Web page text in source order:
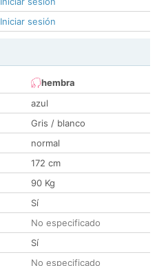
Iniciar sesión
hembra
azul
Gris / blanco
normal
172 cm
90 Kg
Sí
No especificado
Sí
No especificado